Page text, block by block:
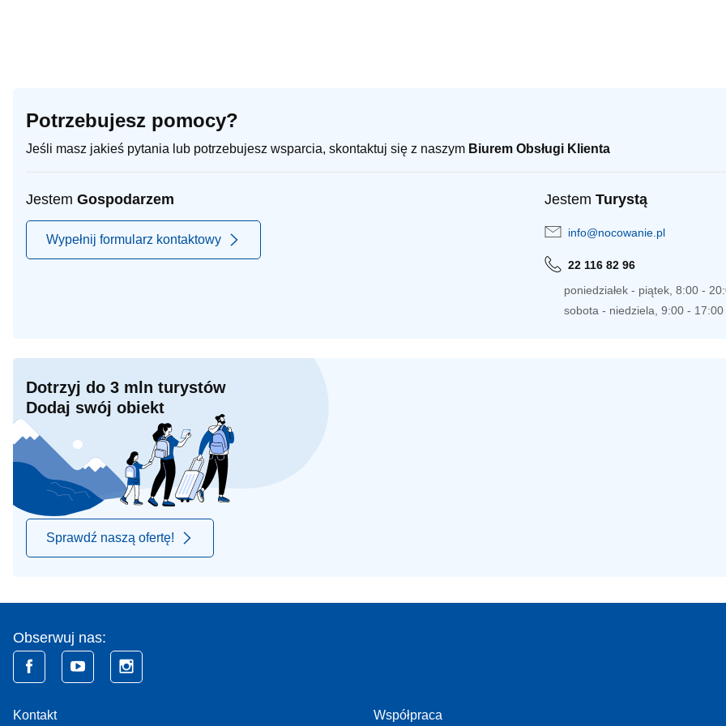
Potrzebujesz pomocy?
Jeśli masz jakieś pytania lub potrzebujesz wsparcia, skontaktuj się z naszym Biurem Obsługi Klienta
Jestem Gospodarzem
Wypełnij formularz kontaktowy
Jestem Turystą
info@nocowanie.pl
22 116 82 96
poniedziałek - piątek, 8:00 -
sobota - niedziela, 9:00 - 17:00
Dotrzyj do 3 mln turystów
Dodaj swój obiekt
Sprawdź naszą ofertę!
Obserwuj nas:
Kontakt Współpraca